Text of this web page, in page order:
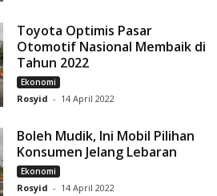
Toyota Optimis Pasar
Otomotif Nasional Membaik di
Tahun 2022
Ekonomi
Rosyid - 14 April 2022
Boleh Mudik, Ini Mobil Pilihan
Konsumen Jelang Lebaran
Ekonomi
Rosyid - 14 April 2022